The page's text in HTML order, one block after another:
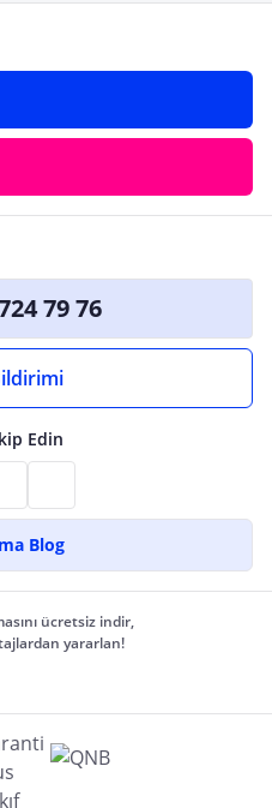
79 76
Edin
Blog
ücretsiz indir,
yararlan!